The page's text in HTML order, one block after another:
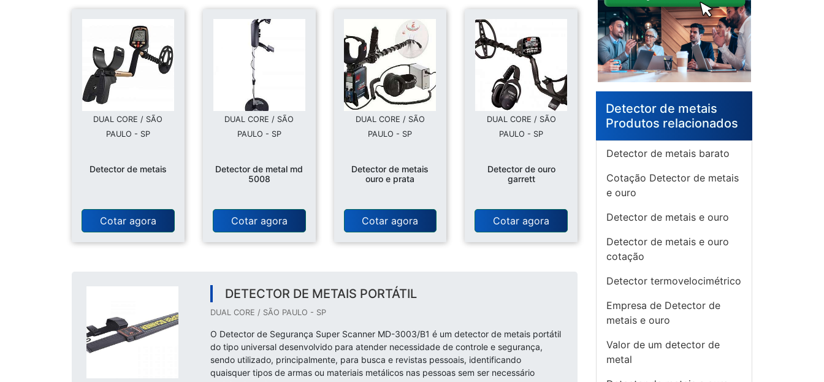
DUAL CORE / SÃO
PAULO - SP
Detector de metais
Cotar agora
DUAL CORE / SÃO
PAULO - SP
Detector de metal md
5008
Cotar agora
DUAL CORE / SÃO
PAULO - SP
Detector de metais
ouro e prata
Cotar agora
DUAL CORE / SÃO
PAULO - SP
Detector de ouro
garrett
Cotar agora
DETECTOR DE METAIS PORTÁTIL
DUAL CORE / SÃO PAULO - SP
O Detector de Segurança Super Scanner MD-3003/B1 é um detector de metais portátil
do tipo universal desenvolvido para atender necessidade de controle e segurança,
sendo utilizado, principalmente, para busca e revistas pessoais, identificando
quaisquer tipos de armas ou materiais metálicos nas pessoas sem ser necessário
Detector de metais
Produtos relacionados
Detector de metais barato
Cotação Detector de metais
e ouro
Detector de metais e ouro
Detector de metais e ouro
cotação
Detector termovelocimétrico
Empresa de Detector de
metais e ouro
Valor de um detector de
metal